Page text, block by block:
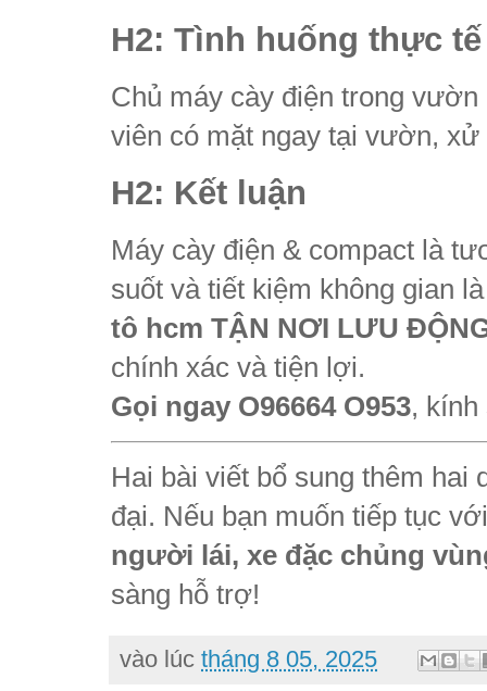
H2: Tình huống thực tế
Chủ máy cày điện trong
viên có mặt ngay tại vườn,
H2: Kết luận
Máy cày điện & compact là
suốt và tiết kiệm không gian
tô hcm TẬN NƠI LƯU
chính xác và tiện lợi.
Gọi ngay O96664 O953,
Hai bài viết bổ sung thêm hai
đại. Nếu bạn muốn tiếp tục
người lái, xe đặc chủng
sàng hỗ trợ!
vào lúc tháng 8 05, 2025